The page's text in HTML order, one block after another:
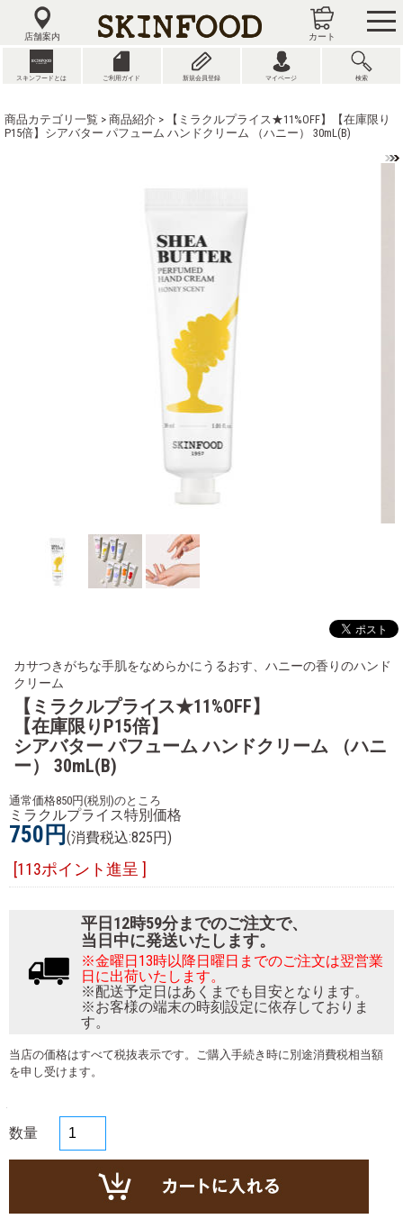
店舗案内 カート
スキンフードとは ご利用ガイド 新規会員登録 マイページ 検索
商品カテゴリ一覧 > 商品紹介 > 【ミラクルプライス★11%OFF】【在庫限り
P15倍】シアバター パフューム ハンドクリーム （ハニー） 30mL(B)
カサつきがちな手肌をなめらかにうるおす、ハニーの香りのハンド
クリーム
【ミラクルプライス★11%OFF】
【在庫限りP15倍】
シアバター パフューム ハンドクリーム （ハニ
ー） 30mL(B)
通常価格850円(税別)のところ
ミラクルプライス特別価格
750円 (消費税込:825円)
[113ポイント進呈 ]
平日12時59分までのご注文で、
当日中に発送いたします。
※金曜日13時以降日曜日までのご注文は翌営業
日に出荷いたします。
※配送予定日はあくまでも目安となります。
※お客様の端末の時刻設定に依存しておりま
す。
当店の価格はすべて税抜表示です。ご購入手続き時に別途消費税相当額
を申し受けます。
数量